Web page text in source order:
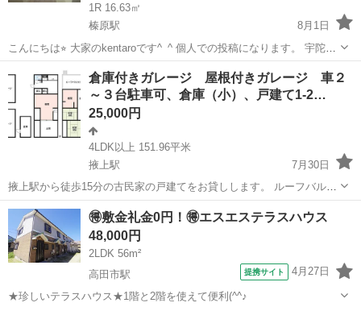
1R 16.63㎡
榛原駅
8月1日
こんにちは⭐︎ 大家のkentaroです^_^ 個人での投稿になります。 宇陀市
の閑静な住宅街 駅徒歩15分この地域では珍しいワンルームの賃貸マ
ンションを貸し出します！！ 敷金０円 礼金０円 更新料 無料 ...
宇陀市 榛原駅 マンション 無料
倉庫付きガレージ 屋根付きガレージ 車２
～３台駐車可、倉庫（小）、戸建て1-2…
25,000円
4LDK以上 151.96平米
掖上駅
7月30日
掖上駅から徒歩15分の古民家の戸建てをお貸しします。 ルーフバルコ
ニー付き。 屋根付きガレージ２台（小型車１、中型車１）。 ハイエー
スクラスも駐車できました。 車種、止め方によっては3台駐車できる
と思います。 ...
奈良 御所市 掖上駅 一戸建て
🉐敷金礼金0円！🉐エスエステラスハウス
48,000円
2LDK 56m²
高田市駅
提携サイト 4月27日
★珍しいテラスハウス★1階と2階を使えて便利(^^♪